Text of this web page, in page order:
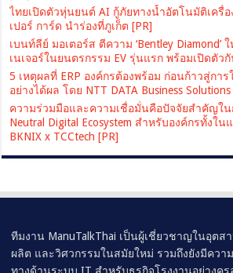
ไทยเปิดตัวหุ่นยนต์ AI กู้ภัยทางน้ำอัตโนมัติเครื่อ
เปอร์ การ์ด นำร่องที่ภูเก็ต [PR]
เบนท์ลีย์ มอเตอร์ส ตีความ ‘Bentley Diamond’
เนเจอร์ในยนตรกรรม EV รุ่นแรก พร้อมเปิดตัว
5 เหตุผลที่ ERP องค์กรต้องพร้อม ก่อนก้าวสู่กา
อย่างได้ผล โดย NTT DATA Business Solutions
ความร่วมมือและความเชื่อมั่นคือปัจจัยสำคัญใน
Neutral Digital Ecosystem สำหรับองค์กรทั้งใน
BKNIX x TCCtech [PR]
ทีมงาน ManuTalkThai เป็นผู้เชี่ยวชาญในอุตส
ผลิต และวิศวกรรมในสมัยใหม่ รวมถึงยังมีคว